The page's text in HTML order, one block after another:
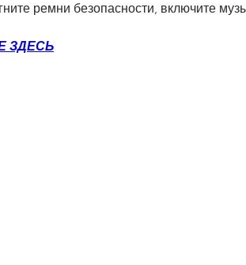
ремни безопасности, включите
ЗДЕСЬ